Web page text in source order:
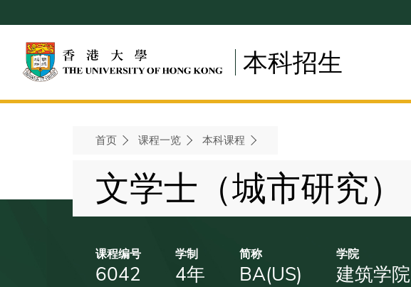
to
main
content
本科招生
首页 课程一览 本科课程
文学士（城市研究）
课程编号
6042
学制
4年
简称
BA(US)
学院
建筑学院